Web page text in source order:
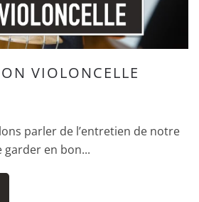
VIOLONCELLE
parler de l’entretien de notre
garder en bon...